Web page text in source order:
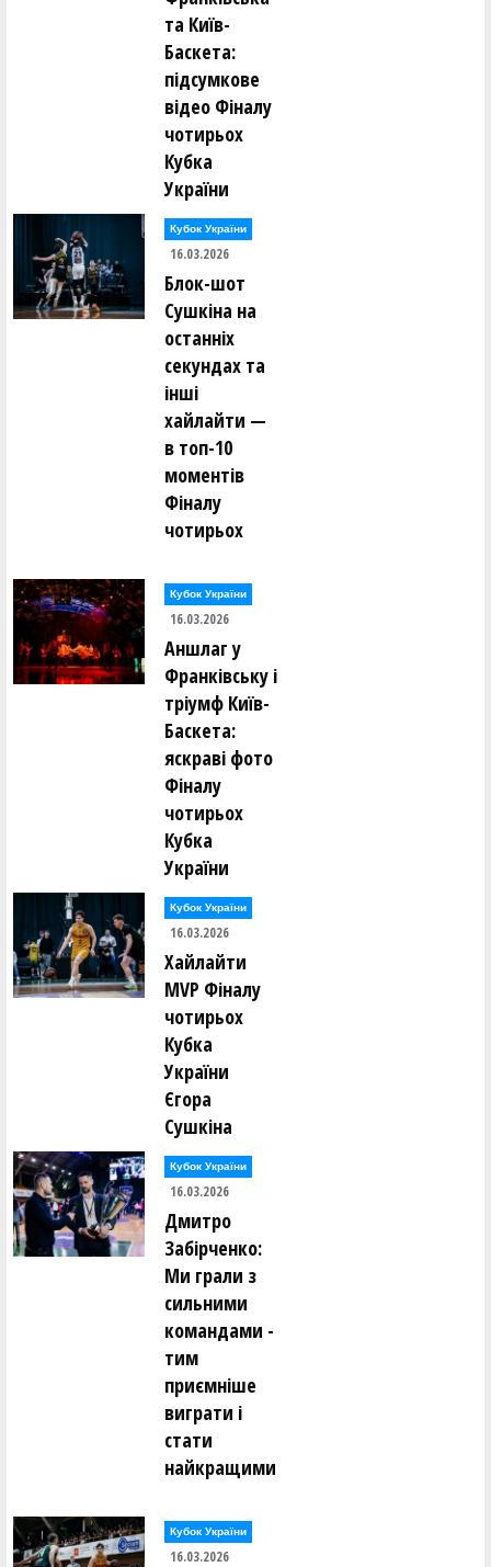
та Київ-
Баскета:
підсумкове
відео Фіналу
чотирьох
Кубка
України
Кубок України
16.03.2026
Блок-шот
Сушкіна на
останніх
секундах та
інші
хайлайти —
в топ-10
моментів
Фіналу
чотирьох
Кубок України
16.03.2026
Аншлаг у
Франківську і
тріумф Київ-
Баскета:
яскраві фото
Фіналу
чотирьох
Кубка
України
Кубок України
16.03.2026
Хайлайти
MVP Фіналу
чотирьох
Кубка
України
Єгора
Сушкіна
Кубок України
16.03.2026
Дмитро
Забірченко:
Ми грали з
сильними
командами -
тим
приємніше
виграти і
стати
найкращими
Кубок України
16.03.2026